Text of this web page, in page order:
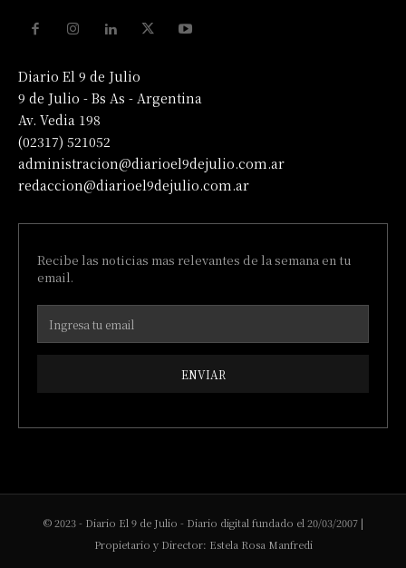
Diario El 9 de Julio
9 de Julio - Bs As - Argentina
Av. Vedia 198
(02317) 521052
administracion@diarioel9dejulio.com.ar
redaccion@diarioel9dejulio.com.ar
Recibe las noticias mas relevantes de la semana en tu
email.
ENVIAR
© 2023 - Diario El 9 de Julio - Diario digital fundado el 20/03/2007 |
Propietario y Director: Estela Rosa Manfredi